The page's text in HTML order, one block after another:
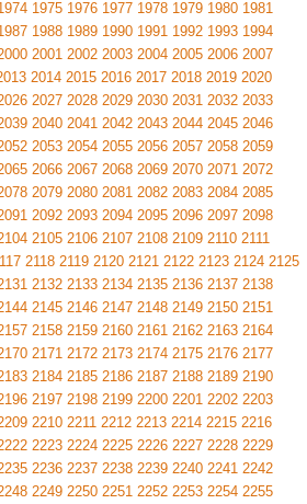
1975 1976 1977 1978 1979 1980 1981
1988 1989 1990 1991 1992 1993 1994
2001 2002 2003 2004 2005 2006 2007
2014 2015 2016 2017 2018 2019 2020
2027 2028 2029 2030 2031 2032 2033
2040 2041 2042 2043 2044 2045 2046
2053 2054 2055 2056 2057 2058 2059
2066 2067 2068 2069 2070 2071 2072
2079 2080 2081 2082 2083 2084 2085
2092 2093 2094 2095 2096 2097 2098
2105 2106 2107 2108 2109 2110 2111
2118 2119 2120 2121 2122 2123 2124 2125
2132 2133 2134 2135 2136 2137 2138
2145 2146 2147 2148 2149 2150 2151
2158 2159 2160 2161 2162 2163 2164
2171 2172 2173 2174 2175 2176 2177
2184 2185 2186 2187 2188 2189 2190
2197 2198 2199 2200 2201 2202 2203
2210 2211 2212 2213 2214 2215 2216
2223 2224 2225 2226 2227 2228 2229
2236 2237 2238 2239 2240 2241 2242
2249 2250 2251 2252 2253 2254 2255